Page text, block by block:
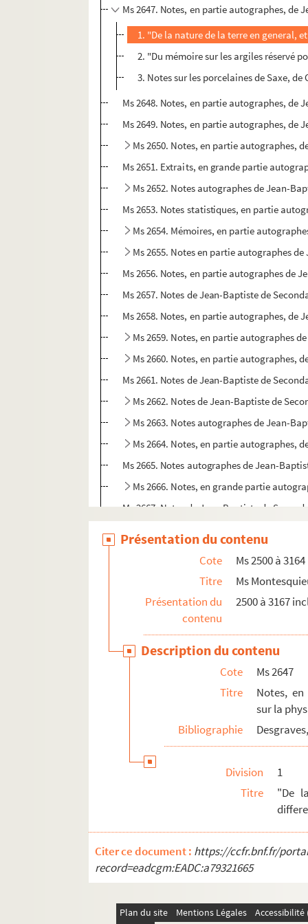
Ms 2647. Notes, en partie autographes, de
1. "De la nature de la terre en general,
2. "Du mémoire sur les argiles réservé
3. Notes sur les porcelaines de Saxe,
Ms 2648. Notes, en partie autographes, de
Ms 2649. Notes, en partie autographes, de
Ms 2650. Notes, en partie autographes,
Ms 2651. Extraits, en grande partie
Ms 2652. Notes autographes de Jean-
Ms 2653. Notes statistiques, en partie
Ms 2654. Mémoires, en partie
Ms 2655. Notes en partie autographes
Ms 2656. Notes, en partie autographes de
Ms 2657. Notes de Jean-Baptiste de
Ms 2658. Notes, en partie autographes,
Ms 2659. Notes, en partie autographes
Ms 2660. Notes, en partie autographes,
Ms 2661. Notes de Jean-Baptiste de
Ms 2662. Notes de Jean-Baptiste de
Ms 2663. Notes autographes de Jean-
Ms 2664. Notes, en partie autographes,
Ms 2665. Notes autographes de Jean-
Ms 2666. Notes, en grande partie
Ms 2667. Notes de Jean-Baptiste de
Ms 2672. Notes, en partie
Ms 2673. Note autographe de Jean-
Ms 2674. Notes, en grande partie
Ms 2675. Notes, en grande partie
Ms 2676. Note autographe de Jean-
Ms 2679. Notes autographes de Jean-
Ms 2681. Notes autographes de Jean-
Ms 2683. Notes autographes de Jean-
Ms 2684. Notes, en partie autographes,
Ms 2686. Notes en partie autographes
Présentation du contenu
Cote
Ms 2500 à 3164
Titre
Ms
Présentation du
contenu
2500 à 3167
Description du contenu
Cote
Ms 2647
Titre
Notes,
sur la
Bibliographie
Division
1
Titre
"De
Citer ce document : https://ccfr.bnf.fr/
record=eadcgm:EADC:a79321665
Plan du site Mentions Légales